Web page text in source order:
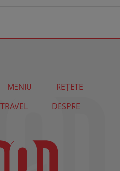
MENIU
REȚETE
TRAVEL DESPRE